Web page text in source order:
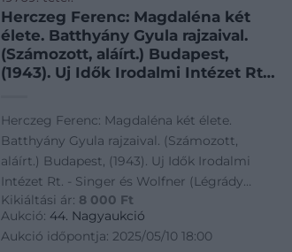
Herczeg Ferenc: Magdaléna két
élete. Batthyány Gyula rajzaival.
(Számozott, aláírt.) Budapest,
(1943). Uj Idők Irodalmi Intézet Rt.
A címlapon a szerző saját kezű
aláírása. Kolofon: „Készült 1943-
ban, Herczeg Ferenc nyolcvanadik
születésnapjára, ezer számozott
példányban. E példány száma: 94.”
Az első nyomtatott oldalon régi
ajándékozási bejegyzés.
Herczeg Ferenc: Magdaléna két élete.
Batthyány Gyula rajzaival. (Számozott,
aláírt.) Budapest, (1943). Uj Idők Irodalmi
Intézet Rt. - Singer és Wolfner (Légrády
Testvérek Rt. ny.) 125 + [3] p. + 12 t. A
címlapon a szerző saját kezű aláírása.
Kolofon: "Készült 1943-ban, Herczeg Ferenc
Kikiáltási ár: 8 000 Ft
Aukció: 44. Nagyaukció
Aukció időpontja: 2025/05/10 18:00